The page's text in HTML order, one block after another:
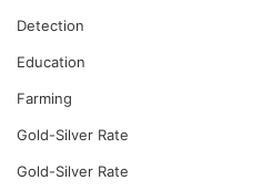
Detection
Education
Farming
Gold-Silver Rate
Gold-Silver Rate